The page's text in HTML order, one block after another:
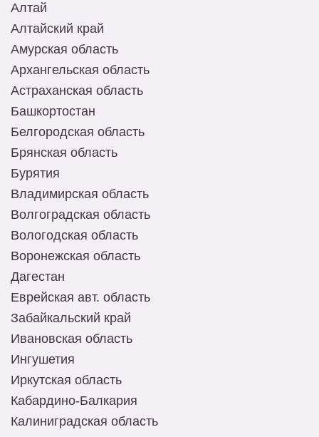
Алтай
Алтайский край
Амурская область
Архангельская область
Астраханская область
Башкортостан
Белгородская область
Брянская область
Бурятия
Владимирская область
Волгоградская область
Вологодская область
Воронежская область
Дагестан
Еврейская авт. область
Забайкальский край
Ивановская область
Ингушетия
Иркутская область
Кабардино-Балкария
Калиниградская область